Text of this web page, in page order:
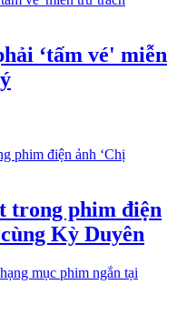
‘tấm vé' miễn
trong phim điện
Kỳ Duyên